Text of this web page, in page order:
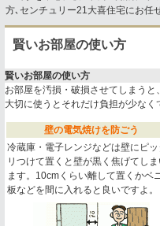
方､センチュリー21大喜住宅にお任
賢いお部屋の使い方
賢いお部屋の使い方
お部屋を汚損・破損させてしまうと
大切に使うとそれだけ負担が少なく
壁の電気焼けを防ごう
冷蔵庫・電子レンジなどは壁にピッ
リつけて置くと壁が黒く焦げてし
ます。10cmくらい離して置くかベ
板などを間に入れると良いですよ。